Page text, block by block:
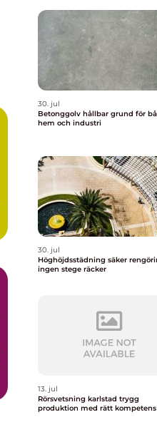
30. jul
Betonggolv hållbar grund för både
hem och industri
30. jul
Höghöjdsstädning säker rengöring där
ingen stege räcker
13. jul
Rörsvetsning karlstad trygg
produktion med rätt kompetens